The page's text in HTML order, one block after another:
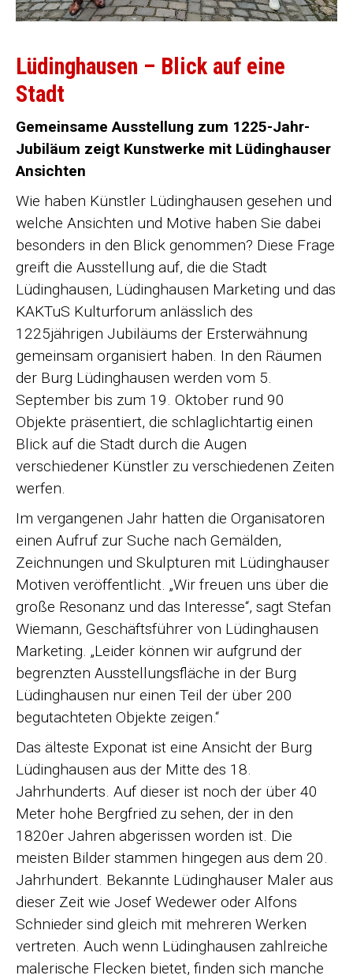
Lüdinghausen – Blick auf eine
Stadt
Gemeinsame Ausstellung zum 1225-Jahr-
Jubiläum zeigt Kunstwerke mit Lüdinghauser
Ansichten
Wie haben Künstler Lüdinghausen gesehen und
welche Ansichten und Motive haben Sie dabei
besonders in den Blick genommen? Diese Frage
greift die Ausstellung auf, die die Stadt
Lüdinghausen, Lüdinghausen Marketing und das
KAKTuS Kulturforum anlässlich des
1225jährigen Jubiläums der Ersterwähnung
gemeinsam organisiert haben. In den Räumen
der Burg Lüdinghausen werden vom 5.
September bis zum 19. Oktober rund 90
Objekte präsentiert, die schlaglichtartig einen
Blick auf die Stadt durch die Augen
verschiedener Künstler zu verschiedenen Zeiten
werfen.
Im vergangenen Jahr hatten die Organisatoren
einen Aufruf zur Suche nach Gemälden,
Zeichnungen und Skulpturen mit Lüdinghauser
Motiven veröffentlicht. „Wir freuen uns über die
große Resonanz und das Interesse“, sagt Stefan
Wiemann, Geschäftsführer von Lüdinghausen
Marketing. „Leider können wir aufgrund der
begrenzten Ausstellungsfläche in der Burg
Lüdinghausen nur einen Teil der über 200
begutachteten Objekte zeigen.“
Das älteste Exponat ist eine Ansicht der Burg
Lüdinghausen aus der Mitte des 18.
Jahrhunderts. Auf dieser ist noch der über 40
Meter hohe Bergfried zu sehen, der in den
1820er Jahren abgerissen worden ist. Die
meisten Bilder stammen hingegen aus dem 20.
Jahrhundert. Bekannte Lüdinghauser Maler aus
dieser Zeit wie Josef Wedewer oder Alfons
Schnieder sind gleich mit mehreren Werken
vertreten. Auch wenn Lüdinghausen zahlreiche
malerische Flecken bietet, finden sich manche